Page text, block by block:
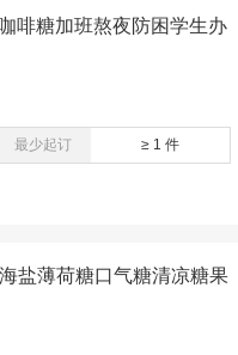
啡糖加班熬夜防困学生办
最少起订 ≥ 1 件
盐薄荷糖口气糖清凉糖果